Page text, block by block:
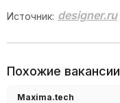
Источник: designer.ru
Похожие вакансии
Maxima.tech